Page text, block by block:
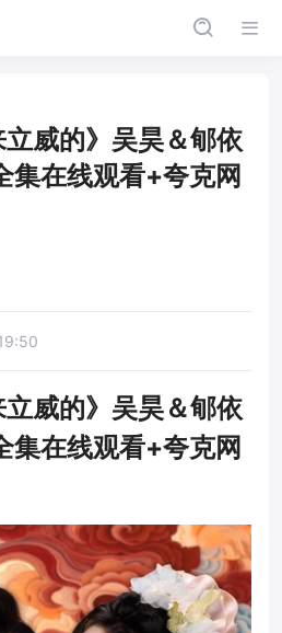
立威的》吴昊＆郇依
集在线观看+夸克网
立威的》吴昊＆郇依
集在线观看+夸克网